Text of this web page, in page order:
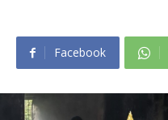
Facebook